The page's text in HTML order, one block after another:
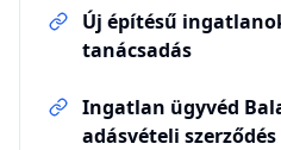
Új építésű
tanácsadás
Ingatlan ügyvéd
adásvételi